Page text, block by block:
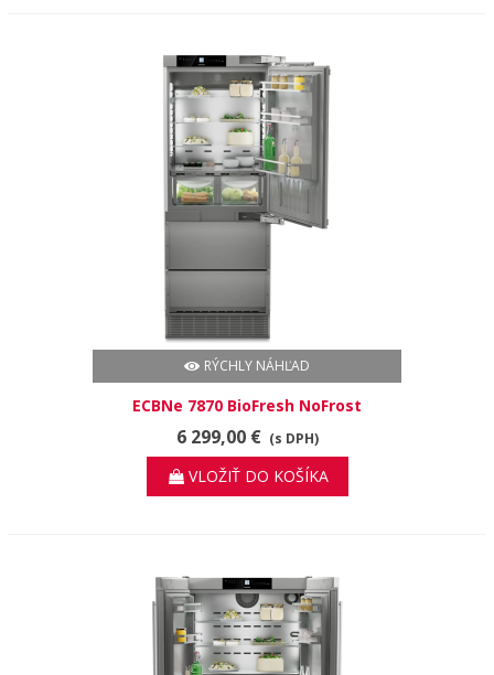
RÝCHLY NÁHĽAD
ECBNe 7870 BioFresh NoFrost
6 299,00 € (s DPH)
VLOŽIŤ DO KOŠÍKA